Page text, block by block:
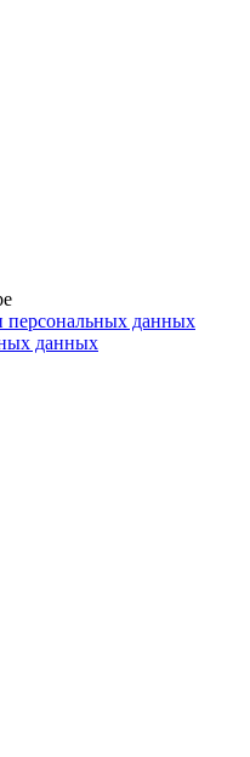
персональных данных
данных